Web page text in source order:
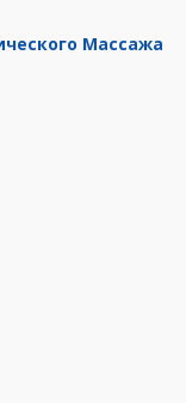
Массажа